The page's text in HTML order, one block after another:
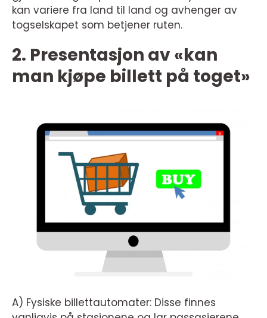
kan variere fra land til land og avhenger av
togselskapet som betjener ruten.
2. Presentasjon av «kan
man kjøpe billett på toget»
A) Fysiske billettautomater: Disse finnes